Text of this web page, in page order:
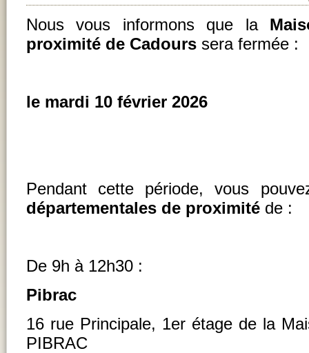
Nous vous informons que la
proximité de Cadours sera fermée :
le mardi 10 février 2026
Pendant cette période, vous
départementales de proximité de :
De 9h à 12h30 :
Pibrac
16 rue Principale, 1er étage de la
PIBRAC